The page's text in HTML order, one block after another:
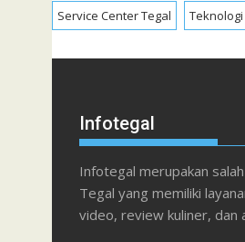
Service Center Tegal Teknologi
Infotegal
Infotegal merupakan
Tegal yang memiliki
video, review kuliner, dan